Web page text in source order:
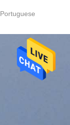
Portuguese